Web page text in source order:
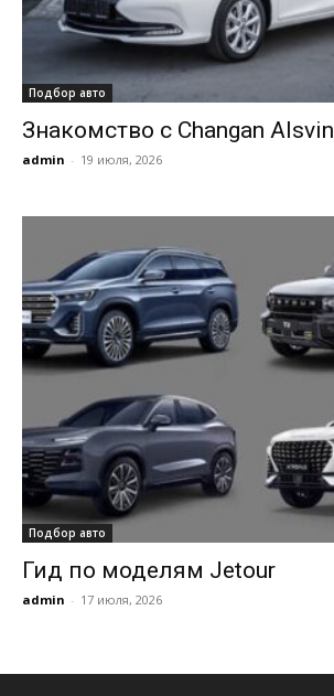
Подбор авто
Знакомство с Changan Alsvin
admin - 19 июля, 2026
Подбор авто
Гид по моделям Jetour
admin - 17 июля, 2026